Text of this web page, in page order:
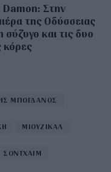
Στην
της Οδύσσειας
σύζυγο και τις δυο
κόρες
ΜΠΟΓΔΑΝΟΣ
ΜΙΟΥΖΙΚΑΛ
ΣΟΝΤΧΑΙΜ